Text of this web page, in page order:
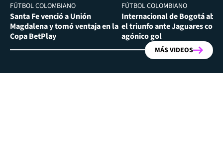
FÚTBOL COLOMBIANO
Santa Fe venció a Unión
Magdalena y tomó ventaja en la
Copa BetPlay
FÚTBOL COLOMBIANO
Internacional de Bogotá
el triunfo ante Jaguares con
agónico gol
MÁS VIDEOS